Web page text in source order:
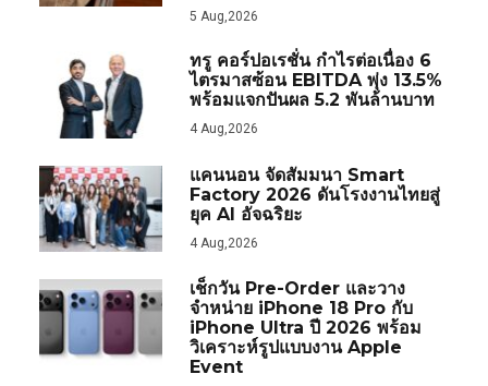
5 Aug,2026
ทรู คอร์ปอเรชั่น กำไรต่อเนื่อง 6
ไตรมาสซ้อน EBITDA พุ่ง 13.5%
พร้อมแจกปันผล 5.2 พันล้านบาท
4 Aug,2026
แคนนอน จัดสัมมนา Smart
Factory 2026 ดันโรงงานไทยสู่
ยุค AI อัจฉริยะ
4 Aug,2026
เช็กวัน Pre-Order และวาง
จำหน่าย iPhone 18 Pro กับ
iPhone Ultra ปี 2026 พร้อม
วิเคราะห์รูปแบบงาน Apple
Event